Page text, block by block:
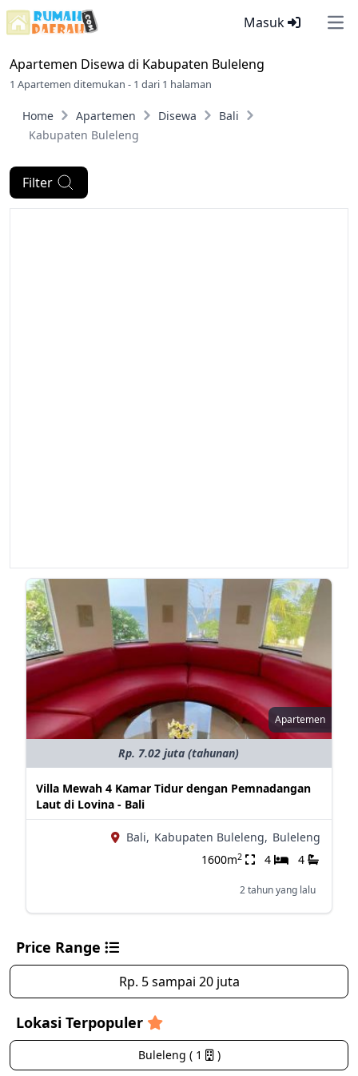
Masuk
Apartemen Disewa di Kabupaten Buleleng
1 Apartemen ditemukan - 1 dari 1 halaman
Home Apartemen Disewa
Bali
Kabupaten Buleleng
Filter
Apartemen
Rp. 7.02 juta (tahunan)
Villa Mewah 4 Kamar Tidur dengan Pemnadangan
Laut di Lovina - Bali
Bali, Kabupaten Buleleng, Buleleng
1600m2 4 4
2 tahun yang lalu
Price Range
Rp. 5 sampai 20 juta
Lokasi Terpopuler
Buleleng ( 1 )